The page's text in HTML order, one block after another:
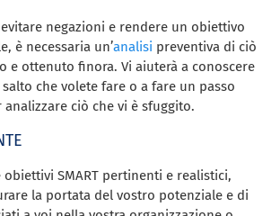
negazioni e rendere un obiettivo
è necessaria un’analisi preventiva di ciò
e ottenuto finora. Vi aiuterà a conoscere
che volete fare o a fare un passo
ciò che vi è sfuggito.
SMART pertinenti e realistici,
la portata del vostro potenziale e di